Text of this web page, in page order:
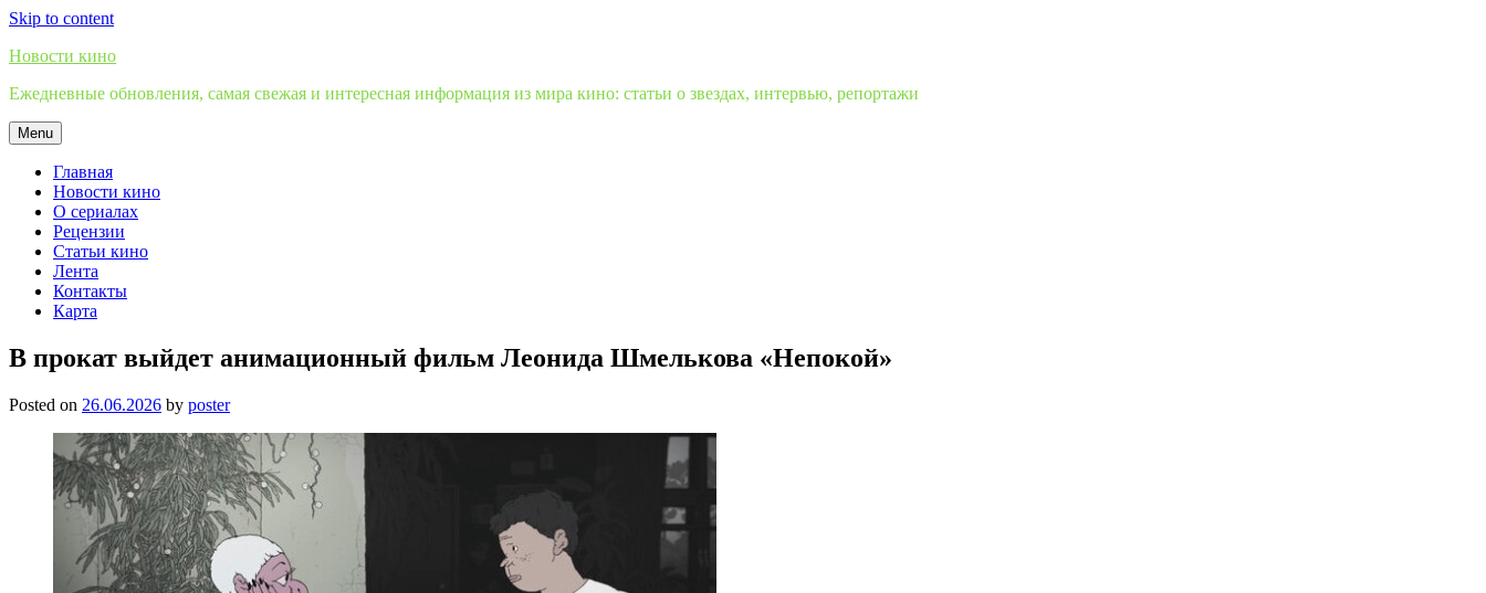
Skip to content
Новости кино
Ежедневные обновления, самая свежая и интересная информация из мира кино: статьи о звездах, интервью, репортажи
Menu
Главная
Новости кино
О сериалах
Рецензии
Статьи кино
Лента
Контакты
Карта
В прокат выйдет анимационный фильм Леонида Шмелькова «Непокой»
Posted on 26.06.2026 by poster